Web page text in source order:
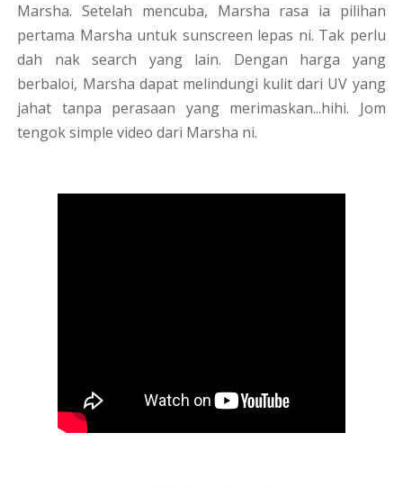
Marsha. Setelah mencuba, Marsha rasa ia pilihan
pertama Marsha untuk sunscreen lepas ni. Tak perlu
dah nak search yang lain. Dengan harga yang
berbaloi, Marsha dapat melindungi kulit dari UV yang
jahat tanpa perasaan yang merimaskan...hihi. Jom
tengok simple video dari Marsha ni.